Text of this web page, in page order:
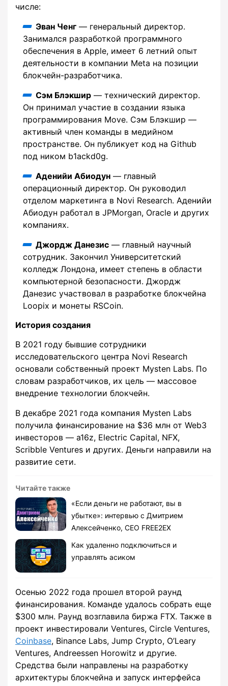
числе:
Эван Ченг — генеральный директор.
Занимался разработкой программного
обеспечения в Apple, имеет 6 летний опыт
деятельности в компании Meta на позиции
блокчейн-разработчика.
Сэм Блэкшир — технический директор.
Он принимал участие в создании языка
программирования Move. Сэм Блэкшир —
активный член команды в медийном
пространстве. Он публикует код на Github
под ником b1ackd0g.
Аденийи Абиодун — главный
операционный директор. Он руководил
отделом маркетинга в Novi Research. Аденийи
Абиодун работал в JPMorgan, Oracle и других
компаниях.
Джордж Данезис — главный научный
сотрудник. Закончил Университетский
колледж Лондона, имеет степень в области
компьютерной безопасности. Джордж
Данезис участвовал в разработке блокчейна
Loopix и монеты RSCoin.
История создания
В 2021 году бывшие сотрудники
исследовательского центра Novi Research
основали собственный проект Mysten Labs. По
словам разработчиков, их цель — массовое
внедрение технологии блокчейн.
В декабре 2021 года компания Mysten Labs
получила финансирование на $36 млн от Web3
инвесторов — a16z, Electric Capital, NFX,
Scribble Ventures и других. Деньги направили на
развитие сети.
Читайте также
«Если деньги не работают, вы в
убытке»: интервью с Дмитрием
Алексейченко, CEO FREE2EX
Как удаленно подключиться и
управлять асиком
Осенью 2022 года прошел второй раунд
финансирования. Команде удалось собрать еще
$300 млн. Раунд возглавила биржа FTX. Также в
проект инвестировали Ventures, Circle Ventures,
Coinbase, Binance Labs, Jump Crypto, O’Leary
Ventures, Andreessen Horowitz и другие.
Средства были направлены на разработку
архитектуры блокчейна и запуск интерфейса